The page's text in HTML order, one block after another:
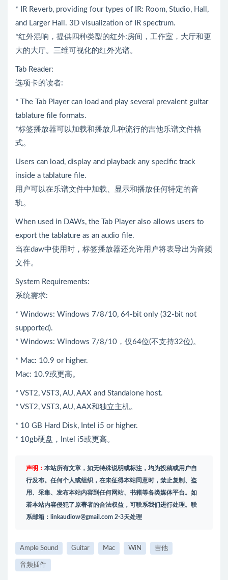
* IR Reverb, providing four types of IR: Room, Studio, Hall,
and Larger Hall. 3D visualization of IR spectrum.
*红外混响，提供四种类型的红外:房间，工作室，大厅和更
大的大厅。三维可视化的红外光谱。
Tab Reader:
选项卡的读者:
* The Tab Player can load and play several prevalent guitar
tablature file formats.
*标签播放器可以加载和播放几种流行的吉他乐谱文件格
式。
Users can load, display and playback any specific track
inside a tablature file.
用户可以在乐谱文件中加载、显示和播放任何特定的音
轨。
When used in DAWs, the Tab Player also allows users to
export the tablature as an audio file.
当在daw中使用时，标签播放器还允许用户将表导出为音频
文件。
System Requirements:
系统需求:
* Windows: Windows 7/8/10, 64-bit only (32-bit not
supported).
* Windows: Windows 7/8/10，仅64位(不支持32位)。
* Mac: 10.9 or higher.
Mac: 10.9或更高。
* VST2, VST3, AU, AAX and Standalone host.
* VST2, VST3, AU, AAX和独立主机。
* 10 GB Hard Disk, Intel i5 or higher.
* 10gb硬盘，Intel i5或更高。
声明： 本站所有文章，如无特殊说明或标注，均为投稿或用户自
行发布。任何个人或组织，在未征得本站同意时，禁止复制、盗
用、采集、发布本站内容到任何网站、书籍等各类媒体平台。如
若本站内容侵犯了原著者的合法权益，可联系我们进行处理。联
系邮箱： linkaudiow@gmail.com 2-3天处理
Ample Sound Guitar Mac WiN 吉他
音频插件